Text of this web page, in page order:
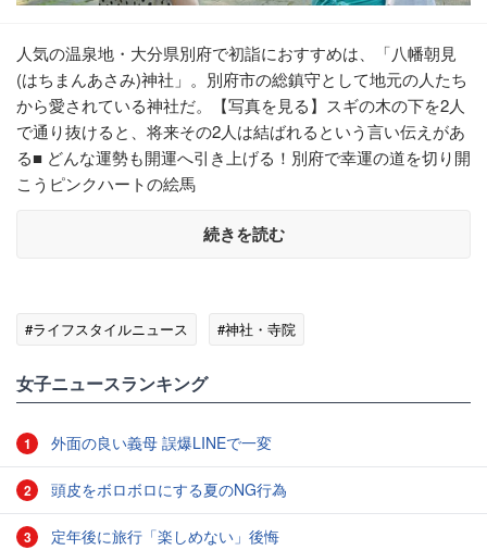
人気の温泉地・大分県別府で初詣におすすめは、「八幡朝見
(はちまんあさみ)神社」。別府市の総鎮守として地元の人たち
から愛されている神社だ。【写真を見る】スギの木の下を2人
で通り抜けると、将来その2人は結ばれるという言い伝えがあ
る■ どんな運勢も開運へ引き上げる！別府で幸運の道を切り開
こうピンクハートの絵馬
続きを読む
#ライフスタイルニュース #神社・寺院
女子ニュースランキング
1 外面の良い義母 誤爆LINEで一変
2 頭皮をボロボロにする夏のNG行為
3 定年後に旅行「楽しめない」後悔